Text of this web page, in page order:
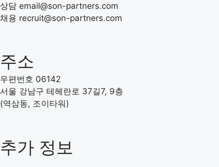
상담 email@son-partners.com
채용 recruit@son-partners.com
주소
우편번호 06142
서울 강남구 테헤란로 37길7, 9층
(역삼동, 조이타워)
추가 정보